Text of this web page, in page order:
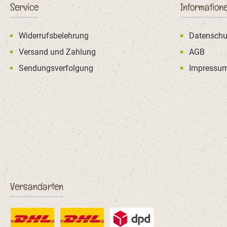
(getrocknet, 0,7%), Karotten
(getrocknet, 0,7%),
Cellulosefaser (0,4 %),
Monocalciumphosphat,
Kaliumchlorid, Glucosamin
(0,05%), Chondroitinsulfat
Bestandteile:Protein: 26,0
3,0 %Rohasche: 6,5 %Calcium:
Fettsäuren: 2,5 %Zusatzstoffe:
Ernährungsphysiologische
Zusatzstoffe je kg: Vitamin A:
14 750 I.E.Vitamin D3: 1 200
(als Kupfer-(II)-Sulfat,
Pentahydrat): 10 mgZink (als
Zinkoxid): 90 mgZink (als
Aminosäure-Zinkchelat,
Hydrat): 45 mgJod (als
Calciumjodat, wasserfrei): 2
mgSelen (als Natriumselenit):
Reiskleie, Vollei
3%), Leinsamen
Geflügelfett,
(getrocknet,
Seealgenmehl
(getrocknet, 1%),
Kaliumchlorid,
%Fettgehalt: 7,5
%Rohasche: 7,5
%Phosphor: 1,0
Fettsäuren: 0,39
12 000 I.E.Vitamin
Service
Widerrufsbelehrung
Versand und Zahlung
Sendungsverfolgung
AGB
Versandarten